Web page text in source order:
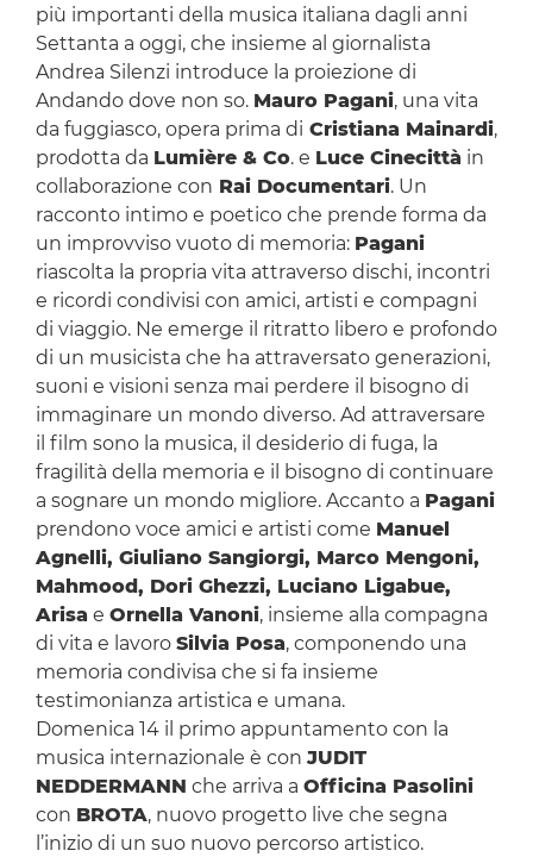
più importanti della musica italiana dagli anni
Settanta a oggi, che insieme al giornalista
Andrea Silenzi introduce la proiezione di
Andando dove non so. Mauro Pagani, una vita
da fuggiasco, opera prima di Cristiana Mainardi,
prodotta da Lumière & Co. e Luce Cinecittà in
collaborazione con Rai Documentari. Un
racconto intimo e poetico che prende forma da
un improvviso vuoto di memoria: Pagani
riascolta la propria vita attraverso dischi, incontri
e ricordi condivisi con amici, artisti e compagni
di viaggio. Ne emerge il ritratto libero e profondo
di un musicista che ha attraversato generazioni,
suoni e visioni senza mai perdere il bisogno di
immaginare un mondo diverso. Ad attraversare
il film sono la musica, il desiderio di fuga, la
fragilità della memoria e il bisogno di continuare
a sognare un mondo migliore. Accanto a Pagani
prendono voce amici e artisti come Manuel
Agnelli, Giuliano Sangiorgi, Marco Mengoni,
Mahmood, Dori Ghezzi, Luciano Ligabue,
Arisa e Ornella Vanoni, insieme alla compagna
di vita e lavoro Silvia Posa, componendo una
memoria condivisa che si fa insieme
testimonianza artistica e umana.
Domenica 14 il primo appuntamento con la
musica internazionale è con JUDIT
NEDDERMANN che arriva a Officina Pasolini
con BROTA, nuovo progetto live che segna
l’inizio di un suo nuovo percorso artistico.